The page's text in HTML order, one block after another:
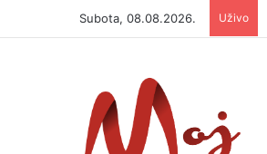
Subota, 08.08.2026. Uživo